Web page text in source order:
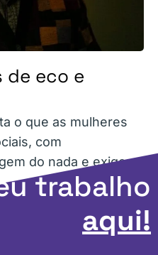
de eco e
o que as mulheres
com
do nada e exigem
trabalho
aqui!